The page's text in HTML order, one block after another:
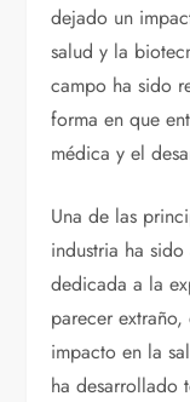
dejado un
salud y la
campo ha sido
forma en que
médica y el
Una de las
industria ha
dedicada a la
parecer
impacto en la
ha desarrollado